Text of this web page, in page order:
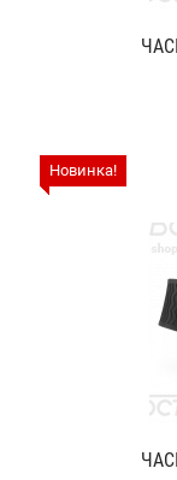
Новинка!